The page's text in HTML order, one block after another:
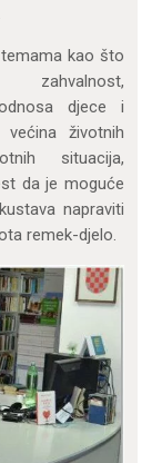
kao što
djece i
životnih
situacija,
da je moguće
napraviti
remek-djelo.